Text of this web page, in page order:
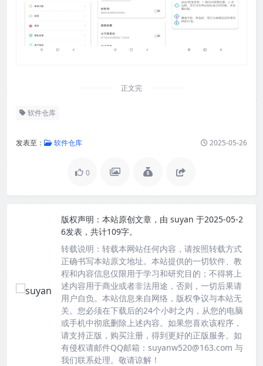
正文完
软件仓库
发表至： 软件仓库 2025-05-26
0
版权声明： 本站原创文章，由 suyan 于2025-05-2
6发表，共计109字。
转载说明： 转载本网站任何内容，请按照转载方式
正确书写本站原文地址。本站提供的一切软件、教
程和内容信息仅限用于学习和研究目的；不得将上
述内容用于商业或者非法用途，否则，一切后果请
用户自负。本站信息来自网络，版权争议与本站无
关。您必须在下载后的24个小时之内，从您的电脑
或手机中彻底删除上述内容。如果您喜欢该程序，
请支持正版，购买注册，得到更好的正版服务。如
有侵权请邮件QQ邮箱：suyanw520@163.com 与
我们联系处理。敬请谅解！